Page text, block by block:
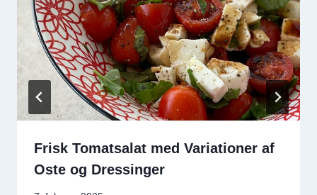
Frisk Tomatsalat med Variationer af
Oste og Dressinger